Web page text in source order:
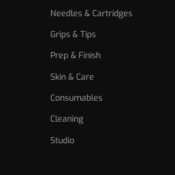
Needles & Cartridges
Grips & Tips
Prep & Finish
Skin & Care
Consumables
Cleaning
Studio